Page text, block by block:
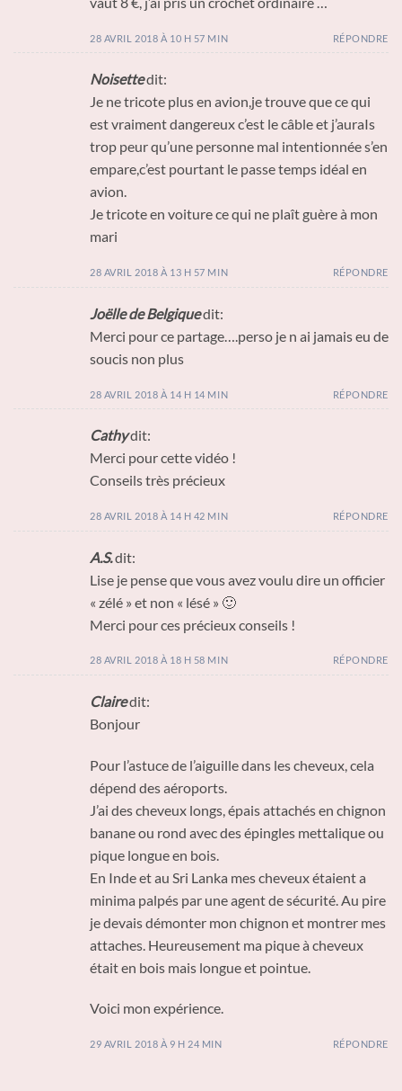
28 AVRIL 2018 À 10 H 57 MIN RÉPONDRE
Noisettedit:
Je ne tricote plus en avion,je trouve que ce qui
est vraiment dangereux c’est le câble et j’auraIs
trop peur qu’une personne mal intentionnée s’en
empare,c’est pourtant le passe temps idéal en
avion.
Je tricote en voiture ce qui ne plaît guère à mon
mari
28 AVRIL 2018 À 13 H 57 MIN RÉPONDRE
Joëlle de Belgiquedit:
Merci pour ce partage….perso je n ai jamais eu de
soucis non plus
28 AVRIL 2018 À 14 H 14 MIN RÉPONDRE
Cathydit:
Merci pour cette vidéo !
Conseils très précieux
28 AVRIL 2018 À 14 H 42 MIN RÉPONDRE
A.S.dit:
Lise je pense que vous avez voulu dire un officier
« zélé » et non « lésé » 🙂
Merci pour ces précieux conseils !
28 AVRIL 2018 À 18 H 58 MIN RÉPONDRE
Clairedit:
Bonjour
Pour l’astuce de l’aiguille dans les cheveux, cela
dépend des aéroports.
J’ai des cheveux longs, épais attachés en chignon
banane ou rond avec des épingles mettalique ou
pique longue en bois.
En Inde et au Sri Lanka mes cheveux étaient a
minima palpés par une agent de sécurité. Au pire
je devais démonter mon chignon et montrer mes
attaches. Heureusement ma pique à cheveux
était en bois mais longue et pointue.
Voici mon expérience.
29 AVRIL 2018 À 9 H 24 MIN RÉPONDRE